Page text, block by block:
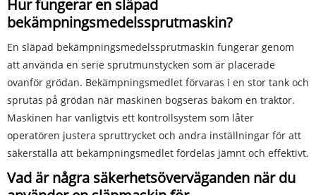
Hur fungerar en släpad
bekämpningsmedelssprutmaskin?
En släpad bekämpningsmedelssprutmaskin fungerar genom
att använda en serie sprutmunstycken som är placerade
ovanför grödan. Bekämpningsmedlet förvaras i en stor tank och
sprutas på grödan när maskinen bogseras bakom en traktor.
Maskinen har vanligtvis ett kontrollsystem som låter
operatören justera spruttrycket och andra inställningar för att
säkerställa att bekämpningsmedlet fördelas jämnt och effektivt.
Vad är några säkerhetsöverväganden när du